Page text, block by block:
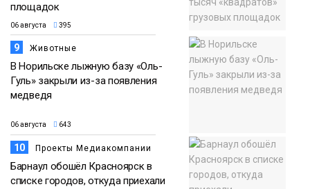
площадок
06 августа 395
9 Животные
В Норильске лыжную базу «Оль-
Гуль» закрыли из-за появления
медведя
06 августа 643
10 Проекты Медиакомпании
Барнаул обошёл Красноярск в
списке городов, откуда приехали